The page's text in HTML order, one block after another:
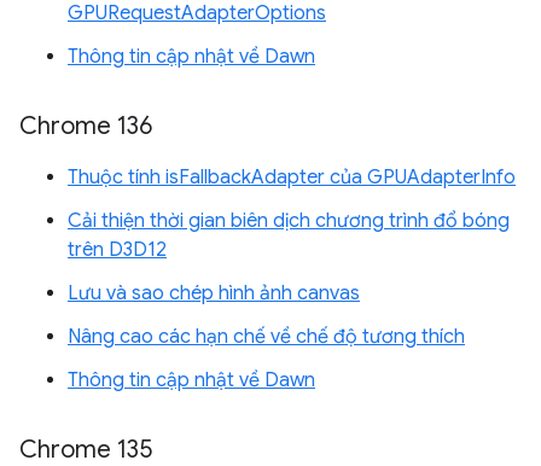
GPURequestAdapterOptions
Thông tin cập nhật về Dawn
Chrome 136
Thuộc tính isFallbackAdapter của GPUAdapterInfo
Cải thiện thời gian biên dịch chương trình đổ bóng
trên D3D12
Lưu và sao chép hình ảnh canvas
Nâng cao các hạn chế về chế độ tương thích
Thông tin cập nhật về Dawn
Chrome 135